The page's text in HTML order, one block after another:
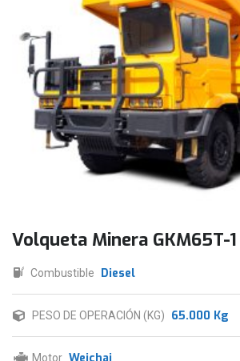
Volqueta Minera GKM65T-1
Combustible Diesel
PESO DE OPERACIÓN (KG) 65.000 Kg
Motor